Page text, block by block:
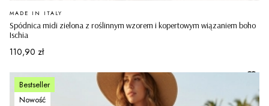
Spódnica midi zielona z roślinnym wzorem i kopertowym wiązaniem boho
Ischia
PRODUCENT
MADE IN ITALY
Cena
110,90 zł
Bestseller
Nowość